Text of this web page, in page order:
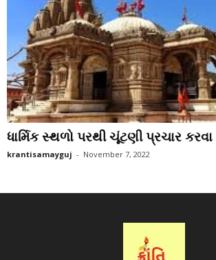
ધાર્મિક સ્થળો પરથી ચૂંટણી પ્રચાર
krantisamayguj - November 7, 2022